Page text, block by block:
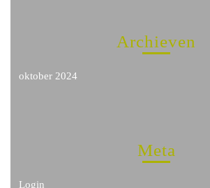
Archieven
oktober 2024
Meta
Login